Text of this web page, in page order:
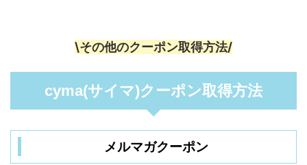
\その他のクーポン取得方法/
cyma(サイマ)クーポン取得方法
メルマガクーポン